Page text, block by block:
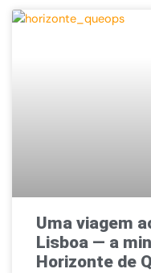
Uma viagem
Lisboa — a
Horizonte de